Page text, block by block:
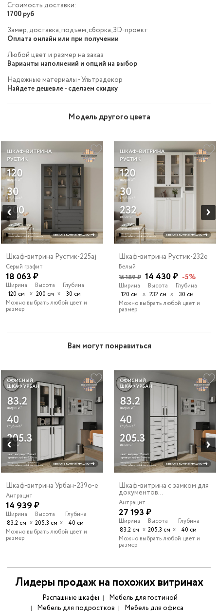
Стоимость доставки:
1700 руб
Замер, доставка, подъем, сборка, 3D-проект
Оплата онлайн или при получении
Любой цвет и размер на заказ
Варианты наполнений и опций на выбор
Надежные материалы - Ультрадекор
Найдете дешевле - сделаем скидку
Модель другого цвета
Шкаф-витрина Рустик-225aj
Серый графит
18 063 ₽
Ширина
120 см
х
Высота
200 см х
Глубина
30 см
Можно выбрать любой цвет и
размер
Шкаф-витрина Рустик-232e
Белый
15 189 ₽ 14 430 ₽ -5%
Ширина
120 см
х
Высота
232 см х
Глубина
30 см
Можно выбрать любой цвет и
размер
Вам могут понравиться
Шкаф-витрина Урбан-239o-e
Антрацит
14 939 ₽
Ширина
83.2 см х
Высота
205.3 см х
Глубина
40 см
Можно выбрать любой цвет и
размер
Шкаф-витрина с замком для
документов...
Антрацит
27 193 ₽
Ширина
83.2 см х
Высота
205.3 см х
Глубина
40 см
Можно выбрать любой цвет и
размер
Лидеры продаж на похожих витринах
Распашные шкафы
Мебель для гостиной
Мебель для подростков
Мебель для офиса